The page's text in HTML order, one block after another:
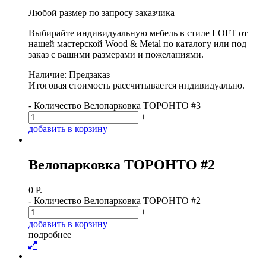
Любой размер по запросу заказчика
Выбирайте индивидуальную мебель в стиле LOFT от
нашей мастерской Wood & Metal по каталогу или под
заказ с вашими размерами и пожеланиями.
Наличие: Предзаказ
Итоговая стоимость рассчитывается индивидуально.
- Количество Велопарковка ТОРОНТО #3
+
добавить в корзину
Велопарковка ТОРОНТО #2
0 Р.
- Количество Велопарковка ТОРОНТО #2
+
добавить в корзину
подробнее